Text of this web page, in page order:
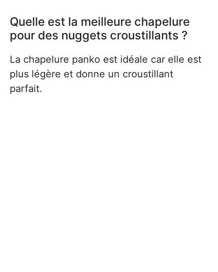
Quelle est la meilleure chapelure
pour des nuggets croustillants ?
La chapelure panko est idéale car elle est
plus légère et donne un croustillant
parfait.